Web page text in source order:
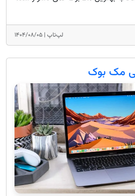
لپ‌تاپ | ۱۴۰۴/۰۸/۰۵
مک بوک